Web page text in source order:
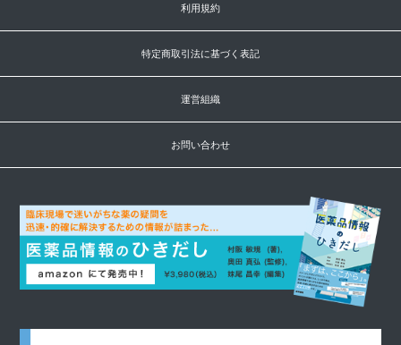
利用規約
特定商取引法に基づく表記
運営組織
お問い合わせ